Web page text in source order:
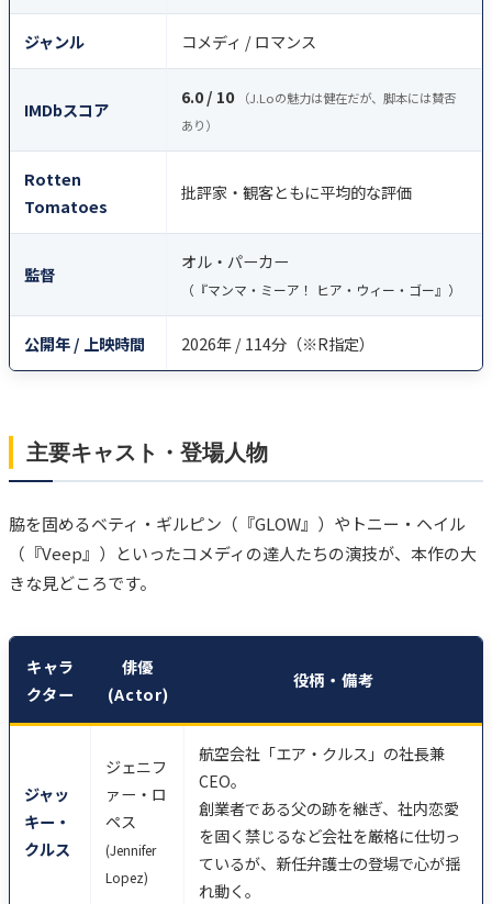
ジャンル コメディ / ロマンス
IMDbスコア
6.0 / 10
（J.Loの魅力は健在だが、脚本には賛否
あり）
Rotten
Tomatoes
批評家・観客ともに平均的な評価
監督
オル・パーカー
（『マンマ・ミーア！ ヒア・ウィー・ゴー』）
公開年 / 上映時間 2026年 / 114分（※R指定）
主要キャスト・登場人物
脇を固めるベティ・ギルピン（『GLOW』）やトニー・ヘイル
（『Veep』）といったコメディの達人たちの演技が、本作の大
きな見どころです。
キャラ
クター
俳優
(Actor)
役柄・備考
ジャッ
キー・
クルス
ジェニフ
ァー・ロ
ペス
(Jennifer
Lopez)
航空会社「エア・クルス」の社長兼
CEO。
創業者である父の跡を継ぎ、社内恋愛
を固く禁じるなど会社を厳格に仕切っ
ているが、新任弁護士の登場で心が揺
れ動く。